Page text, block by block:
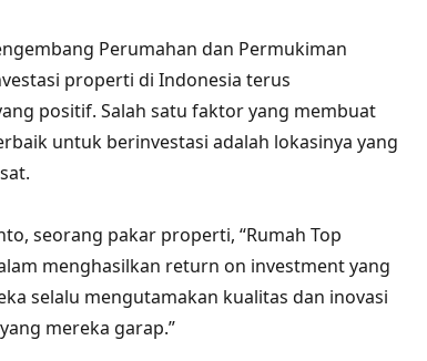
Perumahan dan Permukiman
properti di Indonesia terus
positif. Salah satu faktor yang membuat
untuk berinvestasi adalah lokasinya yang
seorang pakar properti, “Rumah Top
menghasilkan return on investment yang
selalu mengutamakan kualitas dan inovasi
mereka garap.”